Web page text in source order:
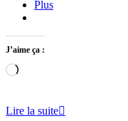
Plus
J’aime ça :
Chargement…
Lire la suite